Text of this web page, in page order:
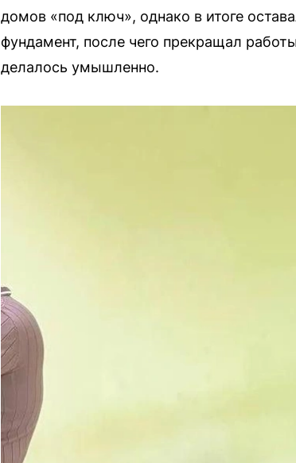
домов «под ключ», однако в итоге
фундамент, после чего прекращал
делалось умышленно.